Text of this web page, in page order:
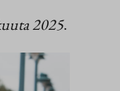
2025.